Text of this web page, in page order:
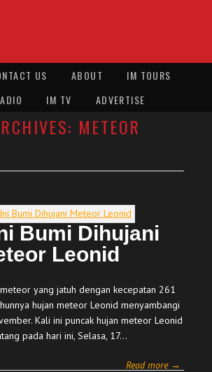
US ABOUT
IM TOURS
IM TV ADVERTISE
METEOR
Bumi Dihujani
Leonid
yang jatuh dengan kecepatan 261
hujan meteor Leonid menyambangi
Kali ini puncak hujan meteor Leonid
pada hari ini, Selasa, 17…
Read more →